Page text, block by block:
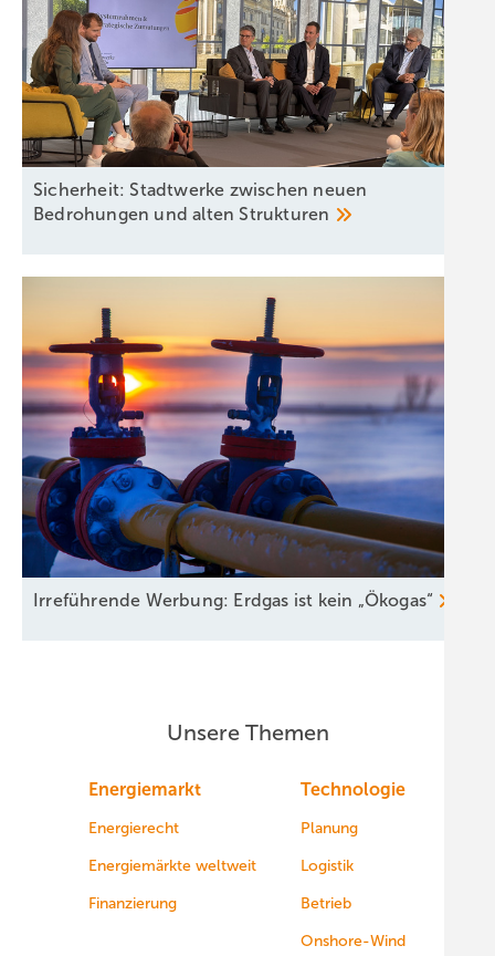
Sicherheit: Stadtwerke zwischen neuen
Bedrohungen und alten Strukturen
Irreführende Werbung: Erdgas ist kein „Ökogas“
Unsere Themen
Energiemarkt
Energierecht
Energiemärkte weltweit
Finanzierung
Technologie
Planung
Logistik
Betrieb
Onshore-Wind